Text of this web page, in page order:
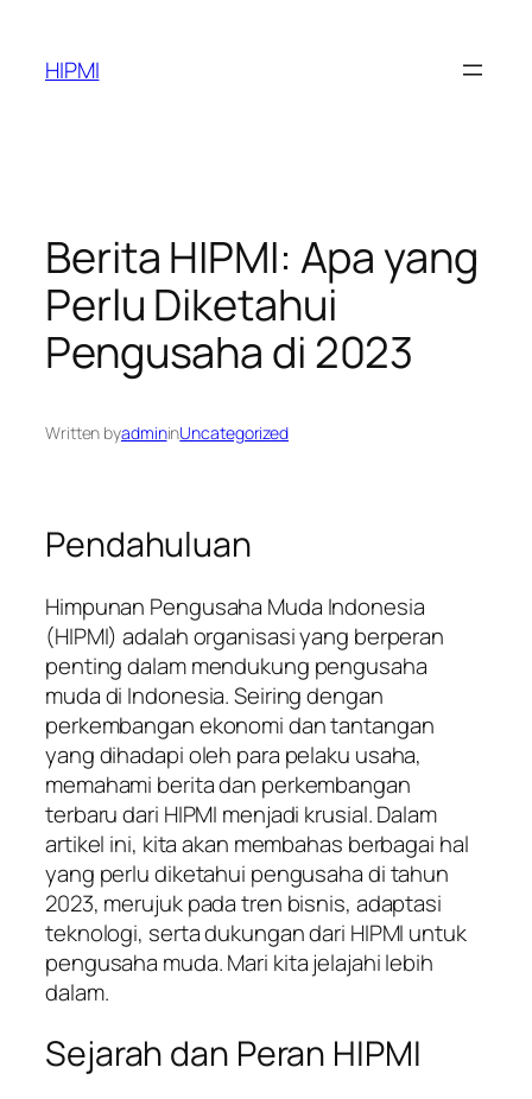
content
HIPMI
Berita HIPMI: Apa yang
Perlu Diketahui
Pengusaha di 2023
Written byadmininUncategorized
Pendahuluan
Himpunan Pengusaha Muda Indonesia
(HIPMI) adalah organisasi yang berperan
penting dalam mendukung pengusaha
muda di Indonesia. Seiring dengan
perkembangan ekonomi dan tantangan
yang dihadapi oleh para pelaku usaha,
memahami berita dan perkembangan
terbaru dari HIPMI menjadi krusial. Dalam
artikel ini, kita akan membahas berbagai hal
yang perlu diketahui pengusaha di tahun
2023, merujuk pada tren bisnis, adaptasi
teknologi, serta dukungan dari HIPMI untuk
pengusaha muda. Mari kita jelajahi lebih
dalam.
Sejarah dan Peran HIPMI